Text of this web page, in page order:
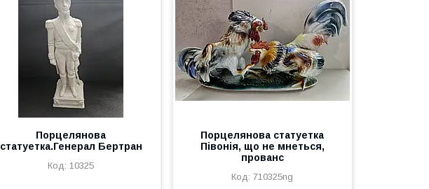
Порцелянова
статуетка.Генерал Бертран
10325
Порцелянова статуетка
Півонія, що не мнеться,
прованс
710325ng